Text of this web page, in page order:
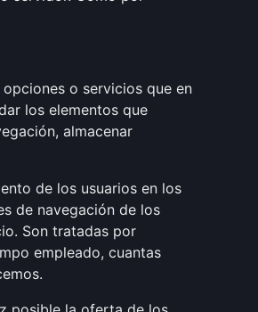
o servicios que en
los elementos que
almacenar
de los usuarios en los
de navegación de los
Son tratadas por
empleado, cuantas